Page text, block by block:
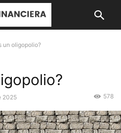
un oligopolio?
2025 578